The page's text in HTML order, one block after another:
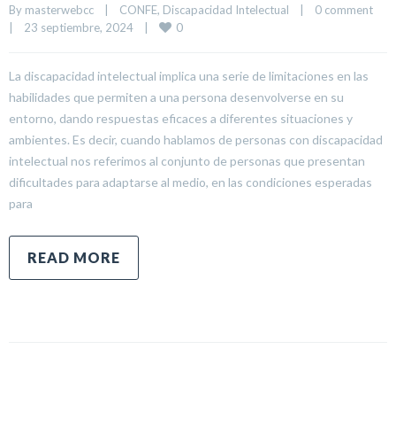
By masterwebcc CONFE, Discapacidad Intelectual
0 comment
23 septiembre, 2024 0
La discapacidad intelectual implica una serie de limitaciones en las
habilidades que permiten a una persona desenvolverse en su
entorno, dando respuestas eficaces a diferentes situaciones y
ambientes. Es decir, cuando hablamos de personas con discapacidad
intelectual nos referimos al conjunto de personas que presentan
dificultades para adaptarse al medio, en las condiciones esperadas
para
READ MORE